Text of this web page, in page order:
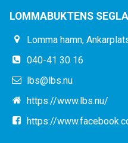
LOMMABUKTENS
Lomma hamn,
040-41 30 16
lbs@lbs.nu
https://www.lbs.nu/
https://